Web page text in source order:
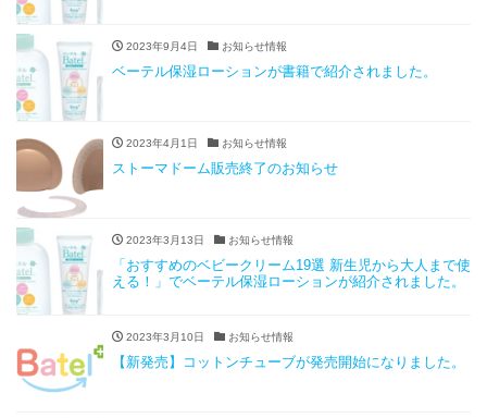
2023年9月4日 お知らせ情報
ベーテル保湿ローションが書籍で紹介されました。
2023年4月1日 お知らせ情報
ストーマドーム販売終了のお知らせ
2023年3月13日 お知らせ情報
「おすすめのベビークリーム19選 新生児から大人まで使
える！」でベーテル保湿ローションが紹介されました。
2023年3月10日 お知らせ情報
【新発売】コットンチューブが発売開始になりました。